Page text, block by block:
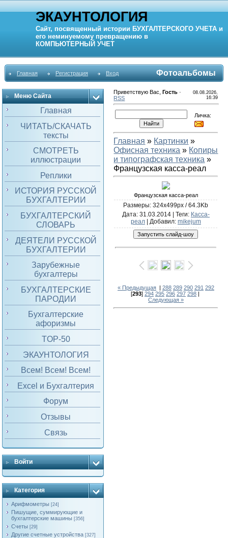
ЭКАУНТОЛОГИЯ
Сайт, посвященный истории БУХГАЛТЕРСКОГО УЧЕТА и
его неминуемому превращению в
КОМПЬЮТЕРНЫЙ УЧЕТ
Главная Регистрация Вход Фотоальбомы
Меню Сайта
Главная
ЧИТАТЬ/СКАЧАТЬ
тексты
СМОТРЕТЬ
иллюстрации
Реплики
ИСТОРИЯ РУССКОЙ
БУХГАЛТЕРИИ
БУХГАЛТЕРСКИЙ
СЛОВАРЬ
ДЕЯТЕЛИ РУССКОЙ
БУХГАЛТЕРИИ
Зарубежные
бухгалтеры
БУХГАЛТЕРСКИЕ
ПАРОДИИ
Бухгалтерские
афоризмы
TOP-50
ЭКАУНТОЛОГИЯ
Всем! Всем! Всем!
Excel и Бухгалтерия
Форум
Отзывы
Связь
Войти
Категория
Арифмометры [24]
Пишущие, суммирующие и
бухгалтерские машины [356]
Счеты [29]
Другие счетные устройства [327]
Приветствую Вас ,Гость ·
RSS
08.08.2026,
16:39
Личка:
Главная » Картинки »
Офисная техника » Копиры
и типографская техника »
Французская касса-реал
Французская касса-реал
Размеры: 324x499px / 64.3Kb
Дата: 31.03.2014 | Теги: Касса-
реал| Добавил: mikejum
« Предыдущая| 288 289 290 291 292
[293] 294 295 296 297 298|
Следующая »